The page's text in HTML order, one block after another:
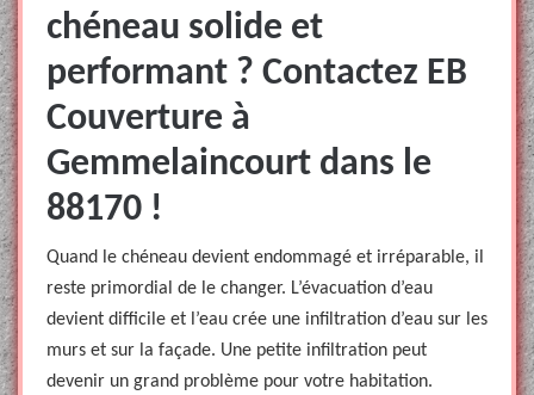
chéneau solide et
performant ? Contactez EB
Couverture à
Gemmelaincourt dans le
88170 !
Quand le chéneau devient endommagé et irréparable, il
reste primordial de le changer. L’évacuation d’eau
devient difficile et l’eau crée une infiltration d’eau sur les
murs et sur la façade. Une petite infiltration peut
devenir un grand problème pour votre habitation.